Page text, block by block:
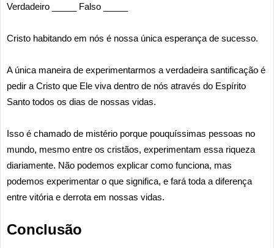
Verdadeiro _____ Falso _____
Cristo habitando em nós é nossa única esperança de sucesso.
A única maneira de experimentarmos a verdadeira santificação é
pedir a Cristo que Ele viva dentro de nós através do Espírito
Santo todos os dias de nossas vidas.
Isso é chamado de mistério porque pouquíssimas pessoas no
mundo, mesmo entre os cristãos, experimentam essa riqueza
diariamente. Não podemos explicar como funciona, mas
podemos experimentar o que significa, e fará toda a diferença
entre vitória e derrota em nossas vidas.
Conclusão